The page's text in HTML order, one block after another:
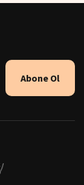
Abone Ol